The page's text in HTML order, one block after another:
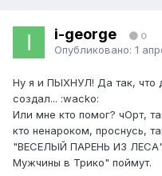
i-george 0
Опубликовано: 1
Ну я и ПЫХНУЛ! Да так, что
создал... :wacko:
Или мне кто помог? чОрт,
кто ненароком, проснусь,
"ВЕСЕЛЫЙ ПАРЕНЬ ИЗ ЛЕСА"
Мужчины в Трико" поймут.